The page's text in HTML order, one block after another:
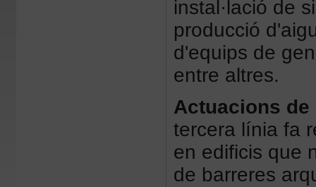
instal·lació de
producció
d'equips de
entre altres.
Actuacions
tercera línia fa
en edificis que
de barreres